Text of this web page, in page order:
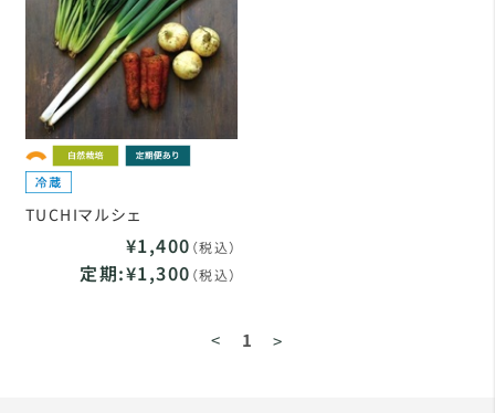
TUCHIマルシェ
¥1,400 （税込）
定期:¥1,300 （税込）
< 1 >